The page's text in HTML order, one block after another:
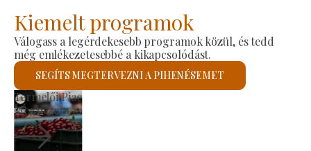
Kiemelt programok
Válogass a legérdekesebb programok közül, és tedd
még emlékezetesebbé a kikapcsolódást.
SEGÍTS MEGTERVEZNI A PIHENÉSEMET
Szent László Római Katolikus Templom
Megnézem